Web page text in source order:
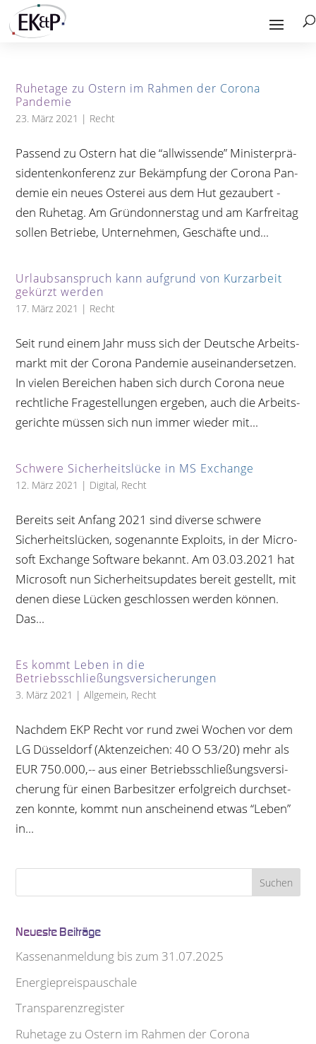
Ruhe­tage zu Ostern im Rah­men der Corona
Pandemie
23. März 2021 | Recht
Pas­send zu Ostern hat die “all­wis­sende” Minis­ter­prä­
si­den­ten­kon­fe­renz zur Bekämp­fung der Corona Pan­
de­mie ein neues Osterei aus dem Hut gezau­bert -
den Ruhetag. Am Grün­don­ners­tag und am Kar­frei­tag
sol­len Betriebe, Unter­neh­men, Geschäfte und...
Urlaubs­an­spruch kann auf­grund von Kurz­ar­beit
gekürzt werden
17. März 2021 | Recht
Seit rund einem Jahr muss sich der Deut­sche Arbeits­
markt mit der Corona Pan­de­mie aus­ein­an­der­set­zen.
In vie­len Berei­chen haben sich durch Corona neue
recht­li­che Fra­ge­stel­lun­gen erge­ben, auch die Arbeits­
ge­richte müs­sen sich nun immer wie­der mit...
Schwere Sicher­heits­lü­cke in MS Exchange
12. März 2021 | Digital, Recht
Bereits seit Anfang 2021 sind diverse schwere
Sicher­heits­lü­cken, soge­nannte Exploits, in der Micro­
soft Exch­ange Soft­ware bekannt. Am 03.03.2021 hat
Micro­soft nun Sicher­heits­up­dates bereit gestellt, mit
denen diese Lücken geschlos­sen wer­den können.
Das...
Es kommt Leben in die
Betriebsschließungsversicherungen
3. März 2021 |Allgemein, Recht
Nach­dem EKP Recht vor rund zwei Wochen vor dem
LG Düs­sel­dorf (Akten­zei­chen: 40 O 53/20) mehr als
EUR 750.000,-- aus einer Betriebs­schlie­ßungs­ver­si­
che­rung für einen Bar­be­sit­zer erfolg­reich durch­set­
zen konnte, kommt nun anschei­nend etwas “Leben”
in...
Neu­este Beiträge
Kas­sen­an­mel­dung bis zum 31.07.2025
Ener­gie­preis­pau­schale
Trans­pa­renz­re­gis­ter
Ruhe­tage zu Ostern im Rah­men der Corona